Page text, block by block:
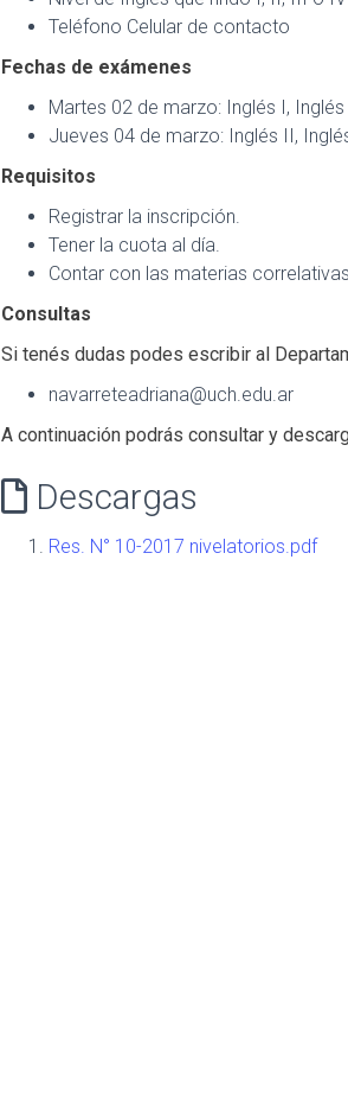
Teléfono Celular de contacto
Fechas de exámenes
Martes 02 de marzo: Inglés I,
Jueves 04 de marzo: Inglés II,
Requisitos
Registrar la inscripción.
Tener la cuota al día.
Contar con las materias
Consultas
Si tenés dudas podes escribir al
navarreteadriana@uch.edu.ar
A continuación podrás consultar y
Descargas
Res. N° 10-2017 nivelatorios.pdf